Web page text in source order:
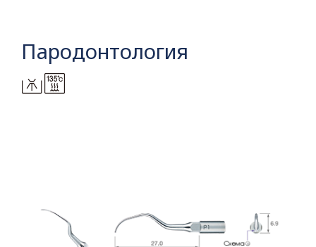
Пародонтология